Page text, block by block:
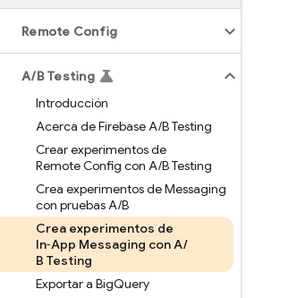
Remote Config
A/B Testing
Introducción
Acerca de Firebase A/B Testing
Crear experimentos de
Remote Config con A/B Testing
Crea experimentos de Messaging
con pruebas A/B
Crea experimentos de
In‑App Messaging con A/
B Testing
Exportar a BigQuery